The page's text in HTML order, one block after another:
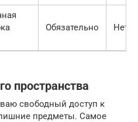
Обязательно Нет
пространства
свободный доступ к
предметы. Самое